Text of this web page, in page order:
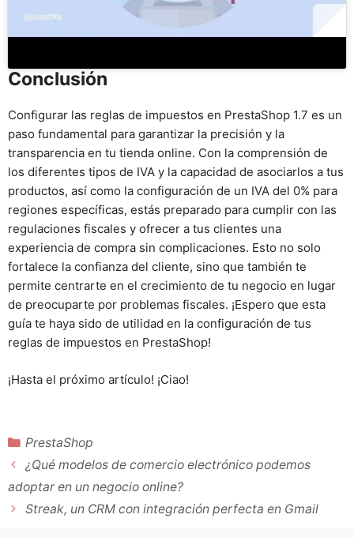
Conclusión
Configurar las reglas de impuestos en PrestaShop 1.7 es un
paso fundamental para garantizar la precisión y la
transparencia en tu tienda online. Con la comprensión de
los diferentes tipos de IVA y la capacidad de asociarlos a tus
productos, así como la configuración de un IVA del 0% para
regiones específicas, estás preparado para cumplir con las
regulaciones fiscales y ofrecer a tus clientes una
experiencia de compra sin complicaciones. Esto no solo
fortalece la confianza del cliente, sino que también te
permite centrarte en el crecimiento de tu negocio en lugar
de preocuparte por problemas fiscales. ¡Espero que esta
guía te haya sido de utilidad en la configuración de tus
reglas de impuestos en PrestaShop!
¡Hasta el próximo artículo! ¡Ciao!
Categorías
PrestaShop
¿Qué modelos de comercio electrónico podemos
adoptar en un negocio online?
Streak, un CRM con integración perfecta en Gmail